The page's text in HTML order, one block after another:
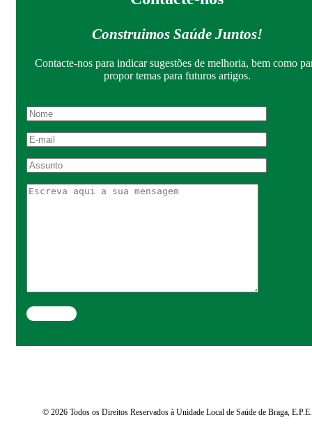
Construimos Saúde Juntos!
Contacte-nos para indicar sugestões de melhoria, bem como
propor temas para futuros artigos.
© 2026 Todos os Direitos Reservados à Unidade Local de Saúde de Braga, E.P.E.